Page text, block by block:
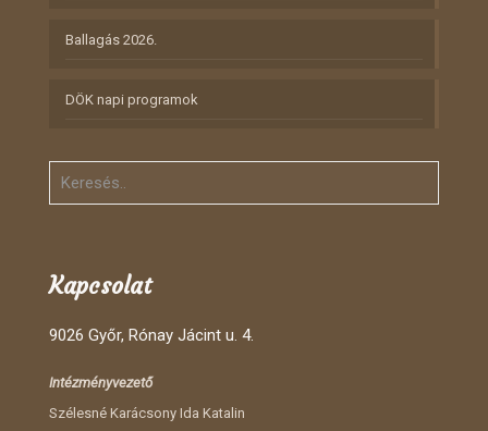
Ballagás 2026.
DÖK napi programok
Kapcsolat
9026 Győr, Rónay Jácint u. 4.
Intézményvezető
Szélesné Karácsony Ida Katalin